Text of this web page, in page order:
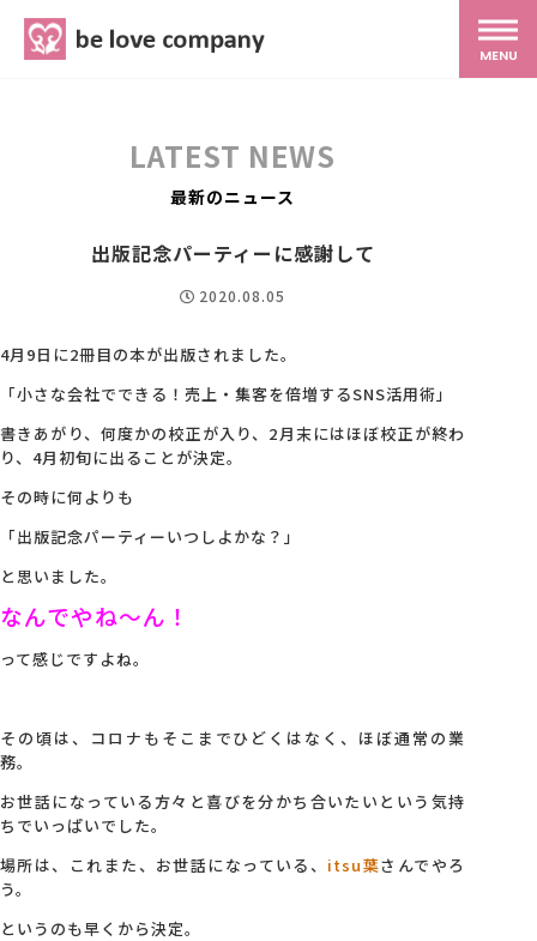
MENU
MG研修
スタッフ紹介
最新ブログ
会社概要
アクセス
採用情報
お問い合わせ
LATEST NEWS
最新のニュース
出版記念パーティーに感謝して
2020.08.05
4月9日に2冊目の本が出版されました。
「小さな会社でできる！売上・集客を倍増するSNS活用術」
書きあがり、何度かの校正が入り、2月末にはほぼ校正が終わ
り、4月初旬に出ることが決定。
その時に何よりも
「出版記念パーティーいつしよかな？」
と思いました。
なんでやね～ん！
って感じですよね。
その頃は、コロナもそこまでひどくはなく、ほぼ通常の業
務。
お世話になっている方々と喜びを分かち合いたいという気持
ちでいっぱいでした。
場所は、これまた、お世話になっている、 itsu葉さんでやろ
う。
というのも早くから決定。